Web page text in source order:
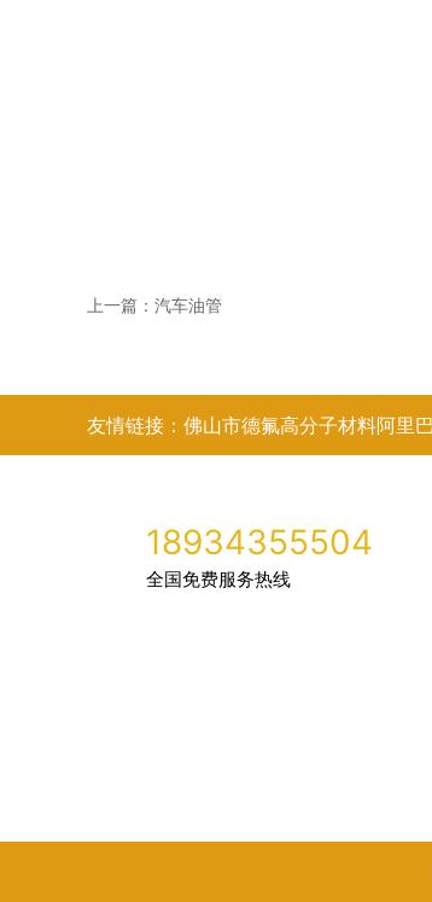
上一篇： 汽车油管
友情链接：佛山市德氟高分子材料阿里
18934355504
全国免费服务热线